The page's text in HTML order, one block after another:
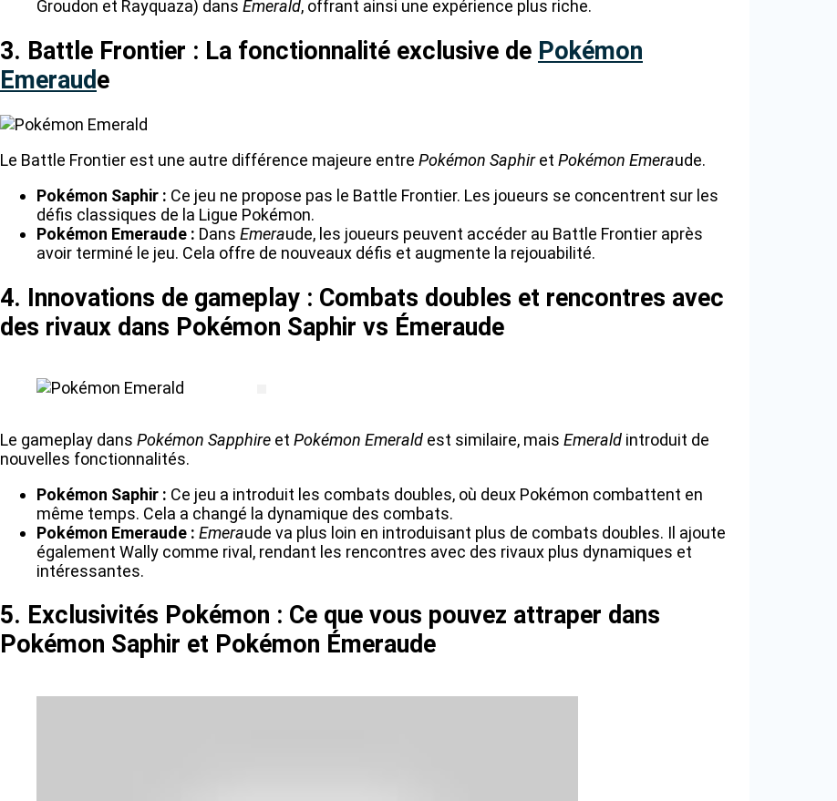
Groudon et Rayquaza) dans Emerald, offrant ainsi une expérience plus riche.
3. Battle Frontier : La fonctionnalité exclusive de Pokémon
Emeraude
Le Battle Frontier est une autre différence majeure entre Pokémon Saphiret Pokémon Emeraude.
Pokémon Saphir : Ce jeu ne propose pas le Battle Frontier. Les joueurs se concentrent sur les
défis classiques de la Ligue Pokémon.
Pokémon Emeraude : Dans Emeraude, les joueurs peuvent accéder au Battle Frontier après
avoir terminé le jeu. Cela offre de nouveaux défis et augmente la rejouabilité.
4. Innovations de gameplay : Combats doubles et rencontres avec
des rivaux dans Pokémon Saphir vs Émeraude
Le gameplay dans Pokémon Sapphire et Pokémon Emerald est similaire, mais Emerald introduit de
nouvelles fonctionnalités.
Pokémon Saphir : Ce jeu a introduit les combats doubles, où deux Pokémon combattent en
même temps. Cela a changé la dynamique des combats.
Pokémon Emeraude : Emeraude va plus loin en introduisant plus de combats doubles. Il ajoute
également Wally comme rival, rendant les rencontres avec des rivaux plus dynamiques et
intéressantes.
5. Exclusivités Pokémon : Ce que vous pouvez attraper dans
Pokémon Saphir et Pokémon Émeraude